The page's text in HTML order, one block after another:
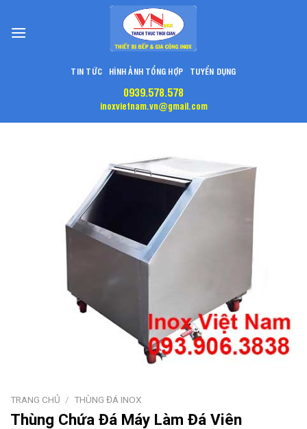
content
TIN TỨC HÌNH ẢNH TỔNG HỢP TUYỂN DỤNG
0939.578.578
inoxvietnam.vn@gmail.com
TRANG CHỦ / THÙNG ĐÁ INOX
Thùng Chứa Đá Máy Làm Đá Viên